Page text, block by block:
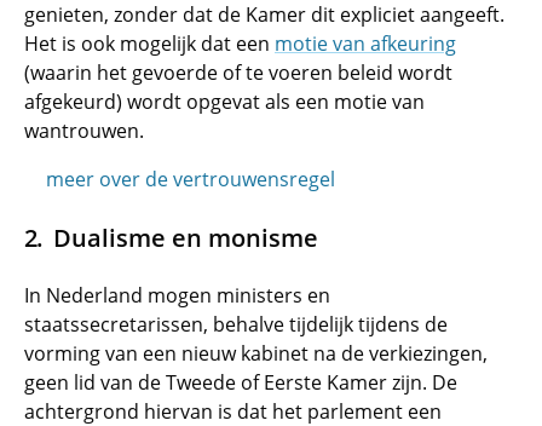
genieten, zonder dat de Kamer dit expliciet aangeeft.
Het is ook mogelijk dat een motie van afkeuring
(waarin het gevoerde of te voeren beleid wordt
afgekeurd) wordt opgevat als een motie van
wantrouwen.
meer over de vertrouwensregel
Dualisme en monisme
In Nederland mogen ministers en
staatssecretarissen, behalve tijdelijk tijdens de
vorming van een nieuw kabinet na de verkiezingen,
geen lid van de Tweede of Eerste Kamer zijn. De
achtergrond hiervan is dat het parlement een